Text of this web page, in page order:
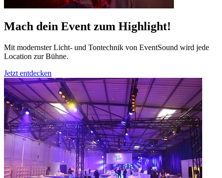
Mach dein Event zum Highlight!
Mit modernster Licht- und Tontechnik von EventSound wird jede
Location zur Bühne.
Jetzt entdecken